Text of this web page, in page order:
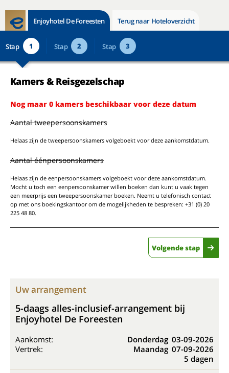
Enjoyhotel De Foreesten Terug naar Hoteloverzicht
Stap 1 Stap 2 Stap 3
Kamers & Reisgezelschap
Nog maar 0 kamers beschikbaar voor deze datum
Aantal tweepersoonskamers
Helaas zijn de tweepersoonskamers volgeboekt voor deze aankomstdatum.
Aantal éénpersoonskamers
Helaas zijn de eenpersoonskamers volgeboekt voor deze aankomstdatum.
Mocht u toch een eenpersoonskamer willen boeken dan kunt u vaak tegen
een meerprijs een tweepersoonskamer boeken. Neemt u telefonisch contact
op met ons boekingskantoor om de mogelijkheden te bespreken: +31 (0) 20
225 48 80.
Volgende stap
Uw arrangement
5-daags alles-inclusief-arrangement bij
Enjoyhotel De Foreesten
Aankomst: Donderdag 03-09-2026
Vertrek:
Maandag 07-09-2026
5 dagen